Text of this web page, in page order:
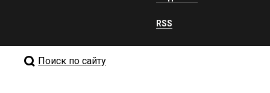
RSS
Поиск по сайту